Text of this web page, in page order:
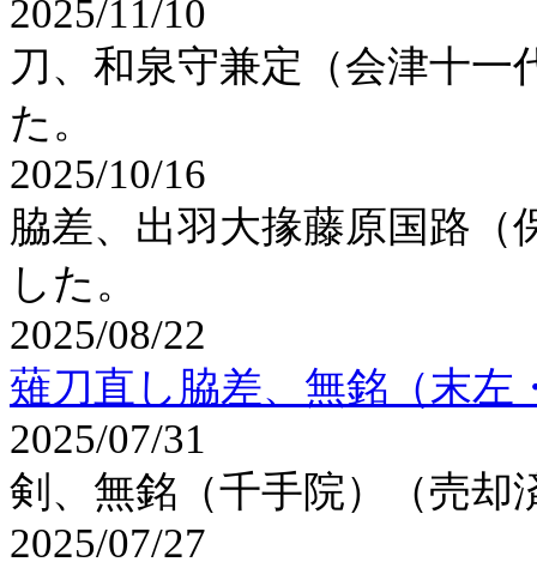
2025/11/10
刀、和泉守兼定（会津十
た。
2025/10/16
脇差、出羽大掾藤原国路
した。
2025/08/22
薙刀直し脇差、無銘（末左
2025/07/31
剣、無銘（千手院）（売却
2025/07/27